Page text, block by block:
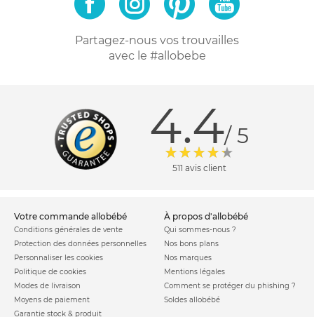
Partagez-nous vos trouvailles
avec le #allobebe
4.4/ 5
511 avis client
votre commande allobébé
Conditions générales de vente
Protection des données personnelles
Personnaliser les cookies
Politique de cookies
Modes de livraison
Moyens de paiement
Garantie stock & produit
à propos d'allobébé
Qui sommes-nous ?
Nos bons plans
Nos marques
Mentions légales
Comment se protéger du phishing ?
Soldes allobébé